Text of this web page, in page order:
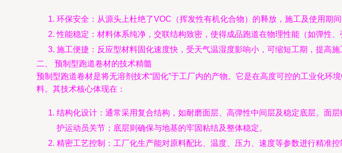
环保安全：从源头上杜绝了VOC（挥发性有机化合物）的释放，施工及使用期
性能稳定：材料体系纯净，交联结构致密，使得成品跑道在物理性能（如弹性
施工便捷：反应型材料固化速度快，受天气温湿度影响小，可缩短工期，提高施
二、 预制型跑道卷材的技术精髓
预制型跑道卷材是将无溶剂技术“固化”于工厂内的产物。它是在高度可控的工业化
料。其技术核心体现在：
结构化设计：通常采用复合结构，如耐磨面层、高弹性中间层及稳定底层。面
护运动员关节；底层则确保与地基的牢固粘结及整体稳定。
精密工艺控制：工厂化生产能对原料配比、温度、压力、速度等参数进行精准